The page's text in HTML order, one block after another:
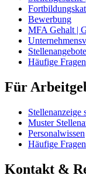
Bewerbung
MFA Gehalt |
Häufige Fragen
Für
Stellenanzeige
Muster
Personalwissen
Häufige Fragen
Kontakt &